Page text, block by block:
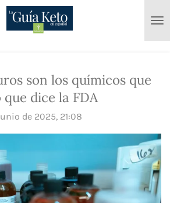
son los químicos que
dice la FDA
de 2025, 21:08